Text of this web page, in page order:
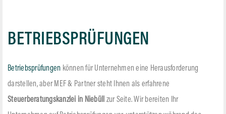
BETRIEBSPRÜFUNGEN
Betriebsprüfungen können für Unternehmen eine Herausforderung
darstellen, aber MEF & Partner steht Ihnen als erfahrene
Steuerberatungskanzlei in Niebüll
zur Seite. Wir bereiten Ihr